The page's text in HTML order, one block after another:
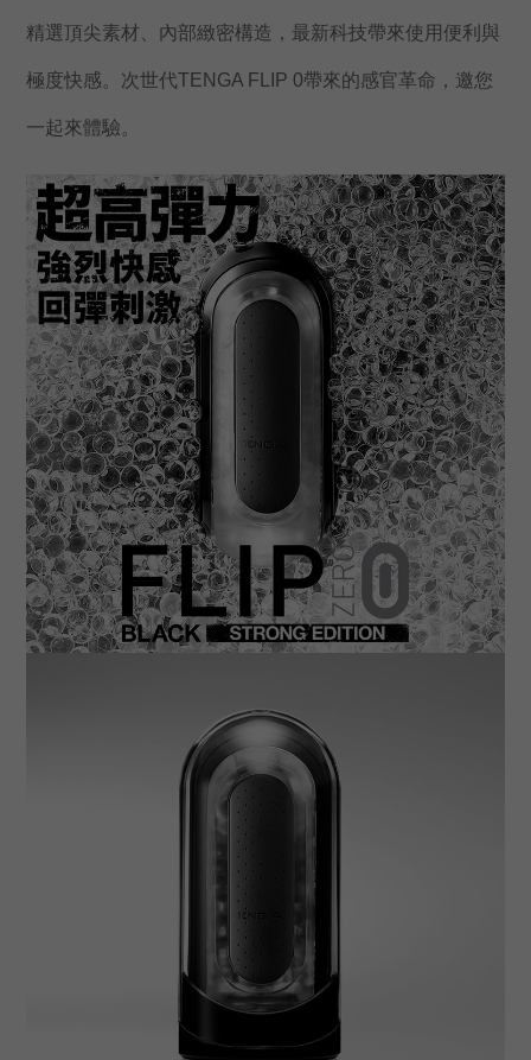
精選頂尖素材、內部緻密構造，最新科技帶來使用便利與
極度快感。次世代TENGA FLIP 0帶來的感官革命，邀您
一起來體驗。